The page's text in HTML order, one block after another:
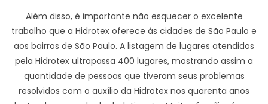
Além disso, é importante não esquecer o excelente
trabalho que a Hidrotex oferece às cidades de São Paulo e
aos bairros de São Paulo. A listagem de lugares atendidos
pela Hidrotex ultrapassa 400 lugares, mostrando assim a
quantidade de pessoas que tiveram seus problemas
resolvidos com o auxílio da Hidrotex nos quarenta anos